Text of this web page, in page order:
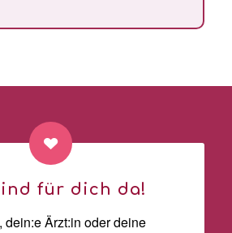
für dich da!
dein:e Ärzt:in oder deine